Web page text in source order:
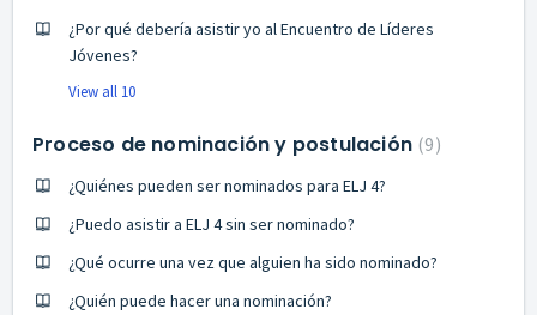
¿Por qué debería asistir yo al Encuentro de Líderes
Jóvenes?
View all 10
Proceso de nominación y postulación 9
¿Quiénes pueden ser nominados para ELJ 4?
¿Puedo asistir a ELJ 4 sin ser nominado?
¿Qué ocurre una vez que alguien ha sido nominado?
¿Quién puede hacer una nominación?